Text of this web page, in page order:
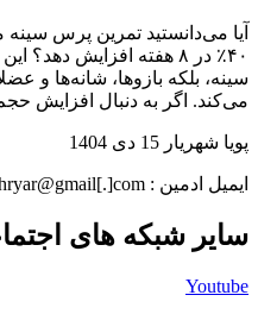
آیا می‌دانستید تمرین پرس
۴۰٪ در ۸ هفته افزایش
سینه، بلکه بازوها، شانه‌ها و
می‌کند. اگر به دنبال افزایش
پویا شهریار 15 دی 1404
ایمیل ادمین : pooya.shahryar@gmail[.]com
سایر شبکه های
Youtube